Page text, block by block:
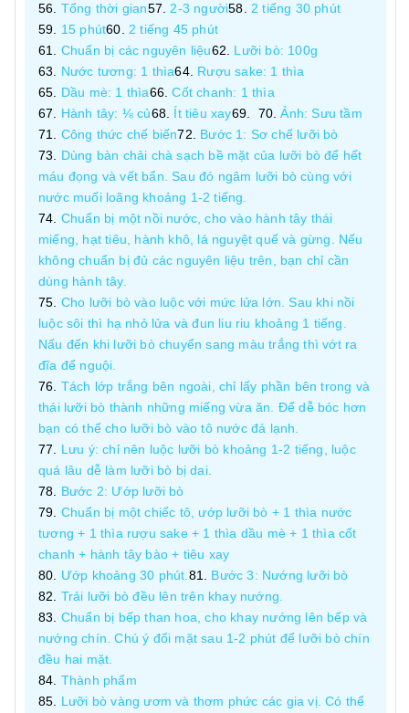
Tổng thời gian 2-3 người
2 tiếng 30 phút
15 phút
2 tiếng 45 phút
Chuẩn bị các nguyên liệu
Lưỡi bò: 100g
Nước tương: 1 thìa
Rượu sake: 1 thìa
Dầu mè: 1 thìa
Cốt chanh: 1 thìa
Hành tây: ⅛ củ
Ít tiêu xay
Ảnh: Sưu tầm
Công thức chế biến
Bước 1: Sơ chế lưỡi bò
Dùng bàn chải chà sạch bề mặt của lưỡi bò để hết
máu đọng và vết bẩn. Sau đó ngâm lưỡi bò cùng với
nước muối loãng khoảng 1-2 tiếng.
Chuẩn bị một nồi nước, cho vào hành tây thái
miếng, hạt tiêu, hành khô, lá nguyệt quế và gừng. Nếu
không chuẩn bị đủ các nguyên liệu trên, bạn chỉ cần
dùng hành tây.
Cho lưỡi bò vào luộc với mức lửa lớn. Sau khi nồi
luộc sôi thì hạ nhỏ lửa và đun liu riu khoảng 1 tiếng.
Nấu đến khi lưỡi bò chuyển sang màu trắng thì vớt ra
đĩa để nguội.
Tách lớp trắng bên ngoài, chỉ lấy phần bên trong và
thái lưỡi bò thành những miếng vừa ăn. Để dễ bóc hơn
bạn có thể cho lưỡi bò vào tô nước đá lạnh.
Lưu ý: chỉ nên luộc lưỡi bò khoảng 1-2 tiếng, luộc
quá lâu dễ làm lưỡi bò bị dai.
Bước 2: Ướp lưỡi bò
Chuẩn bị một chiếc tô, ướp lưỡi bò + 1 thìa nước
tương + 1 thìa rượu sake + 1 thìa dầu mè + 1 thìa cốt
chanh + hành tây bào + tiêu xay
Ướp khoảng 30 phút.
Bước 3: Nướng lưỡi bò
Trải lưỡi bò đều lên trên khay nướng.
Chuẩn bị bếp than hoa, cho khay nướng lên bếp và
nướng chín. Chú ý đổi mặt sau 1-2 phút để lưỡi bò chín
đều hai mặt.
Thành phẩm
Lưỡi bò vàng ươm và thơm phức các gia vị. Có thể